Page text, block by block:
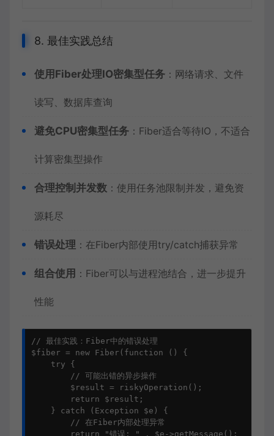
8. 最佳实践总结
使用Fiber处理IO密集型任务 ：网络请求、文件
读写、数据库查询
避免CPU密集型任务 ：Fiber适合等待IO，不适合
计算密集型操作
合理控制并发数 ：使用任务池限制并发，避免资
源耗尽
错误处理 ：在Fiber内部使用try/catch捕获异常
组合使用 ：Fiber可以与进程池结合，进一步提升
性能
// 最佳实践：Fiber中的错误处理
$fiber = new Fiber(function () {
    try {
        // 可能出错的异步操作
        $result = riskyOperation();
        return $result;
    } catch (Exception $e) {
        // 在Fiber内部处理异常
        return "错误: " . $e->getMessage();